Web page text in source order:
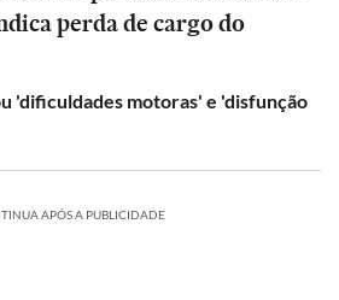
perda de cargo do
'dificuldades motoras' e 'disfunção
APÓS A PUBLICIDADE